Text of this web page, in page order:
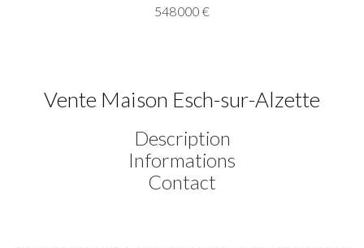
548 000 €
Vente Maison Esch-sur-Alzette
Description
Informations
Contact